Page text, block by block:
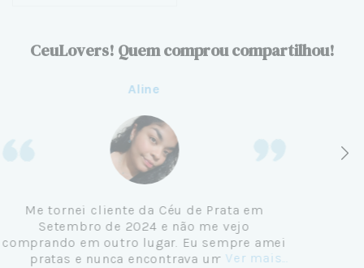
CeuLovers! Quem comprou compartilhou!
Me tornei cliente da Céu de Prata em
Setembro de 2024 e não me vejo
comprando em outro lugar. Eu sempre amei
pratas e nunca encontrava uma lojaVer mais...